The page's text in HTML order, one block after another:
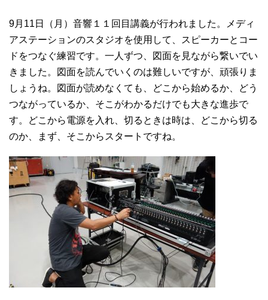
9月11日（月）音響１１回目講義が行われました。メディ
アステーションのスタジオを使用して、スピーカーとコー
ドをつなぐ練習です。一人ずつ、図面を見ながら繋いでい
きました。図面を読んでいくのは難しいですが、頑張りま
しょうね。図面が読めなくても、どこから始めるか、どう
つながっているか、そこがわかるだけでも大きな進歩で
す。どこから電源を入れ、切るときは時は、どこから切る
のか、まず、そこからスタートですね。